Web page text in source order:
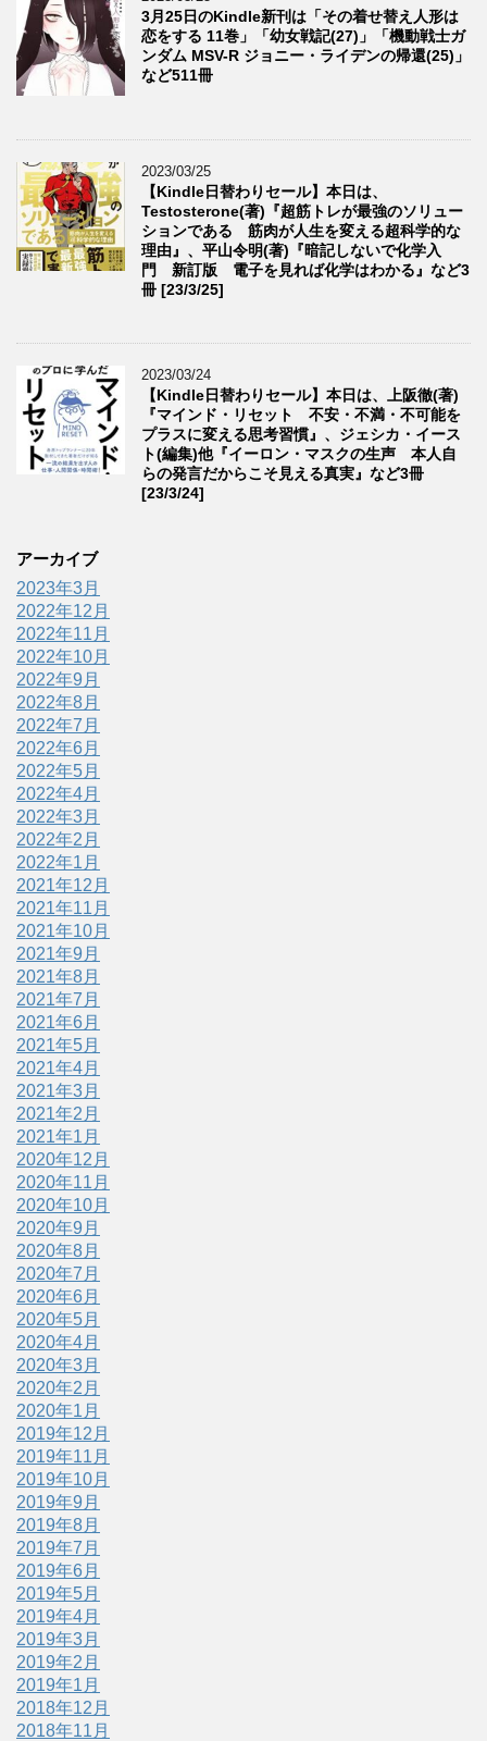
3月25日のKindle新刊は「その着せ替え人形は
恋をする 11巻」「幼女戦記(27)」「機動戦士ガ
ンダム MSV-R ジョニー・ライデンの帰還(25)」
など511冊
2023/03/25
【Kindle日替わりセール】本日は、
Testosterone(著)『超筋トレが最強のソリュー
ションである 筋肉が人生を変える超科学的な
理由』、平山令明(著)『暗記しないで化学入
門 新訂版 電子を見れば化学はわかる』など3
冊 [23/3/25]
2023/03/24
【Kindle日替わりセール】本日は、上阪徹(著)
『マインド・リセット 不安・不満・不可能を
プラスに変える思考習慣』、ジェシカ・イース
ト(編集)他『イーロン・マスクの生声 本人自
らの発言だからこそ見える真実』など3冊
[23/3/24]
アーカイブ
2023年3月
2022年12月
2022年11月
2022年10月
2022年9月
2022年8月
2022年7月
2022年6月
2022年5月
2022年4月
2022年3月
2022年2月
2022年1月
2021年12月
2021年11月
2021年10月
2021年9月
2021年8月
2021年7月
2021年6月
2021年5月
2021年4月
2021年3月
2021年2月
2021年1月
2020年12月
2020年11月
2020年10月
2020年9月
2020年8月
2020年7月
2020年6月
2020年5月
2020年4月
2020年3月
2020年2月
2020年1月
2019年12月
2019年11月
2019年10月
2019年9月
2019年8月
2019年7月
2019年6月
2019年5月
2019年4月
2019年3月
2019年2月
2019年1月
2018年12月
2018年11月